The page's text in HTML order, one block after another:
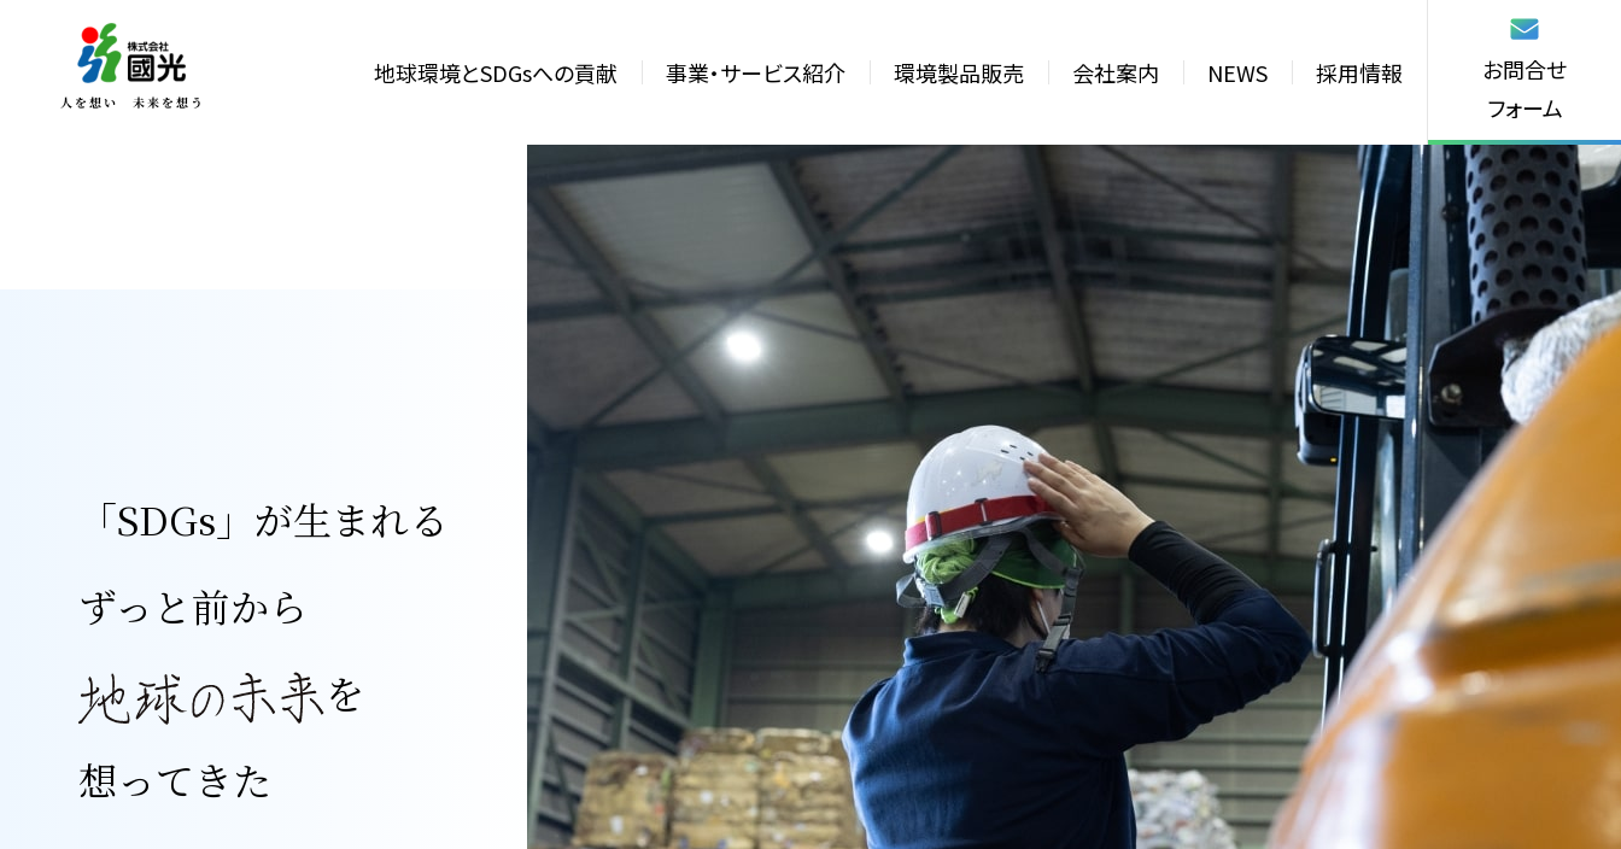
地球環境とSDGsへの貢献 事業・サービス紹介 環境製品販売 会社案内 NEWS 採用情報
お問合せ
フォーム
「SDGs」が生まれる
ずっと前から
を
想ってきた